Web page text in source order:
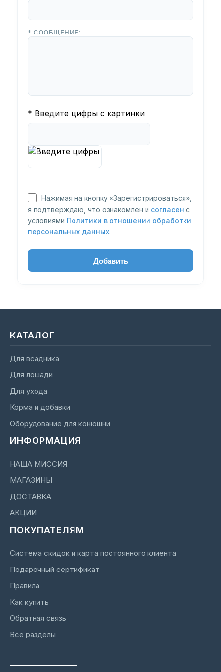
* СООБЩЕНИЕ:
* Введите цифры с картинки
Нажимая на кнопку «Зарегистрироваться»,
я подтверждаю, что ознакомлен и согласен с
условиями Политики в отношении обработки
персональных данных.
КАТАЛОГ
Для всадника
Для лошади
Для ухода
Корма и добавки
Оборудование для конюшни
ИНФОРМАЦИЯ
НАША МИССИЯ
МАГАЗИНЫ
ДОСТАВКА
АКЦИИ
ПОКУПАТЕЛЯМ
Система скидок и карта постоянного клиента
Подарочный сертификат
Правила
Как купить
Обратная связь
Все разделы